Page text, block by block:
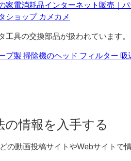
家電消耗品インターネット販売｜
ショップ カメカメ
工具の交換部品が扱われています。
プ製 掃除機のヘッド フィルター
の情報を入手する
の動画投稿サイトやWebサイトで